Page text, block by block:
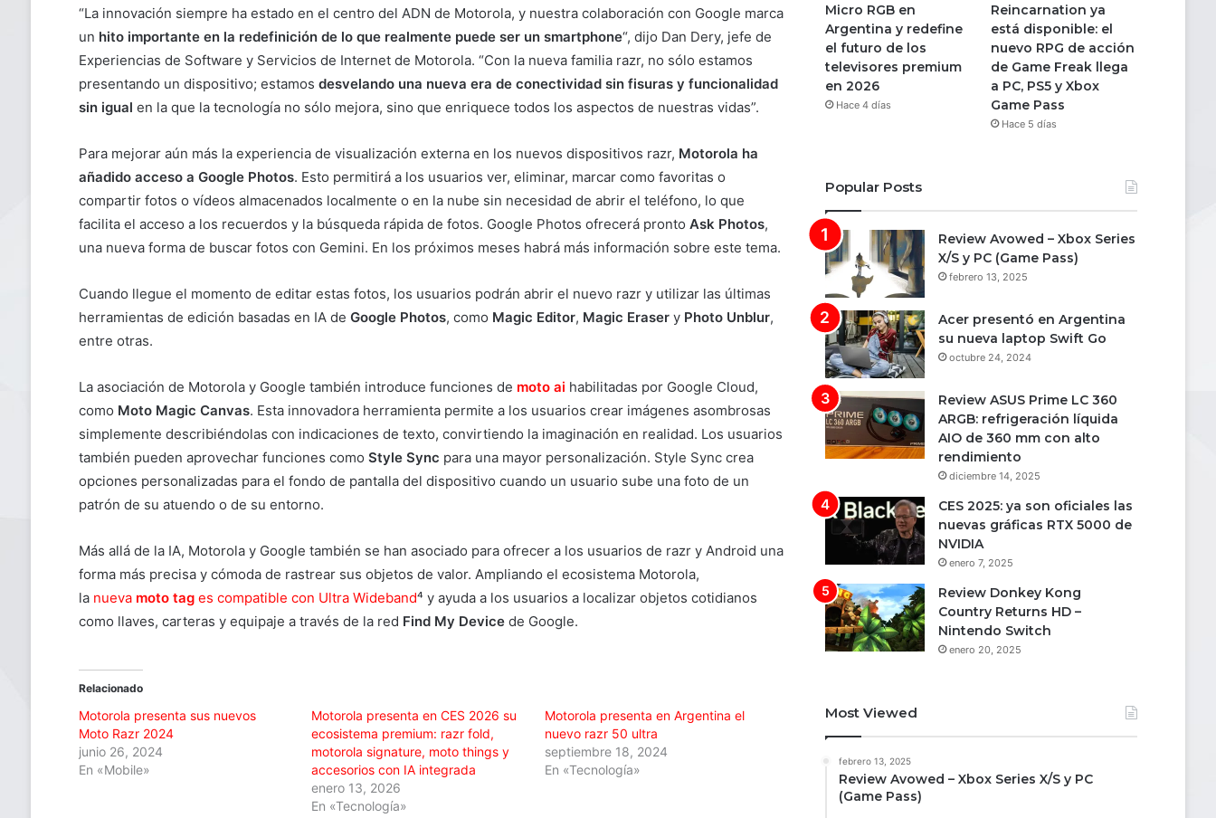
“La innovación siempre ha estado en el centro del ADN de Motorola, y nuestra colaboración con Google marca
un hito importante en la redefinición de lo que realmente puede ser un smartphone“, dijo Dan Dery, jefe de
Experiencias de Software y Servicios de Internet de Motorola. “Con la nueva familia razr, no sólo estamos
presentando un dispositivo; estamos desvelando una nueva era de conectividad sin fisuras y funcionalidad
sin igual en la que la tecnología no sólo mejora, sino que enriquece todos los aspectos de nuestras vidas”.
Para mejorar aún más la experiencia de visualización externa en los nuevos dispositivos razr, Motorola ha
añadido acceso a Google Photos. Esto permitirá a los usuarios ver, eliminar, marcar como favoritas o
compartir fotos o vídeos almacenados localmente o en la nube sin necesidad de abrir el teléfono, lo que
facilita el acceso a los recuerdos y la búsqueda rápida de fotos. Google Photos ofrecerá pronto Ask Photos,
una nueva forma de buscar fotos con Gemini. En los próximos meses habrá más información sobre este tema.
Cuando llegue el momento de editar estas fotos, los usuarios podrán abrir el nuevo razr y utilizar las últimas
herramientas de edición basadas en IA de Google Photos, como Magic Editor, Magic Erasery Photo Unblur,
entre otras.
La asociación de Motorola y Google también introduce funciones de moto ai habilitadas por Google Cloud,
como Moto Magic Canvas. Esta innovadora herramienta permite a los usuarios crear imágenes asombrosas
simplemente describiéndolas con indicaciones de texto, convirtiendo la imaginación en realidad. Los usuarios
también pueden aprovechar funciones como Style Sync para una mayor personalización. Style Sync crea
opciones personalizadas para el fondo de pantalla del dispositivo cuando un usuario sube una foto de un
patrón de su atuendo o de su entorno.
Más allá de la IA, Motorola y Google también se han asociado para ofrecer a los usuarios de razr y Android una
forma más precisa y cómoda de rastrear sus objetos de valor. Ampliando el ecosistema Motorola,
la nueva moto tages compatible con Ultra Wideband⁴ y ayuda a los usuarios a localizar objetos cotidianos
como llaves, carteras y equipaje a través de la red Find My Devicede Google.
Relacionado
Motorola presenta sus nuevos
Moto Razr 2024
junio 26, 2024
En «Mobile»
Motorola presenta en CES 2026 su
ecosistema premium: razr fold,
motorola signature, moto things y
accesorios con IA integrada
enero 13, 2026
En «Tecnología»
Motorola presenta en Argentina el
nuevo razr 50 ultra
septiembre 18, 2024
En «Tecnología»
Micro RGB en
Argentina y redefine
el futuro de los
televisores premium
en 2026
Hace 4 días
Reincarnation ya
está disponible: el
nuevo RPG de acción
de Game Freak llega
a PC, PS5 y Xbox
Game Pass
Hace 5 días
Popular Posts
Review Avowed – Xbox Series
X/S y PC (Game Pass)
febrero 13, 2025
Acer presentó en Argentina
su nueva laptop Swift Go
octubre 24, 2024
Review ASUS Prime LC 360
ARGB: refrigeración líquida
AIO de 360 mm con alto
rendimiento
diciembre 14, 2025
CES 2025: ya son oficiales las
nuevas gráficas RTX 5000 de
NVIDIA
enero 7, 2025
Review Donkey Kong
Country Returns HD –
Nintendo Switch
enero 20, 2025
Most Viewed
febrero 13, 2025
Review Avowed – Xbox Series X/S y PC
(Game Pass)